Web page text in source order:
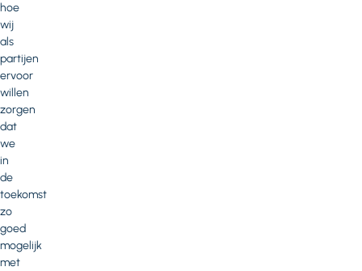
hoe
wij
als
partijen
ervoor
willen
zorgen
dat
we
in
de
toekomst
zo
goed
mogelijk
met